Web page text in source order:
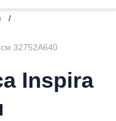
32752A640
Inspira